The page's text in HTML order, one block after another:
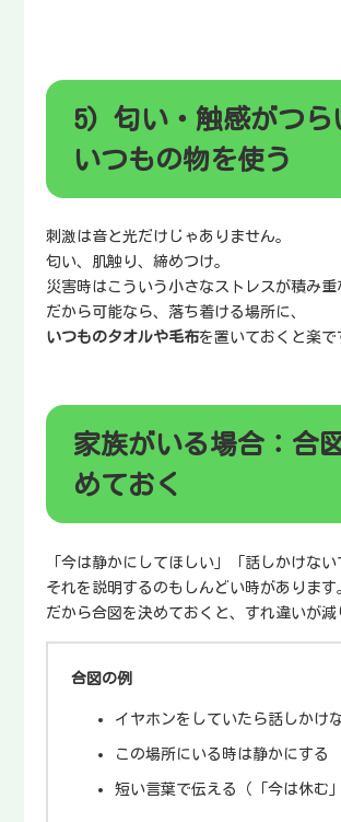
5) 匂い・触感がつら
いつもの物を使う
刺激は音と光だけじゃありません。
匂い、肌触り、締めつけ。
災害時はこういう小さなストレスが積み重
だから可能なら、落ち着ける場所に、
いつものタオルや毛布を置いておくと楽で
家族がいる場合：合
めておく
「今は静かにしてほしい」「話しかけない
それを説明するのもしんどい時があります
だから合図を決めておくと、すれ違いが減
合図の例
イヤホンをしていたら話しかけ
この場所にいる時は静かにする
短い言葉で伝える（「今は休む」